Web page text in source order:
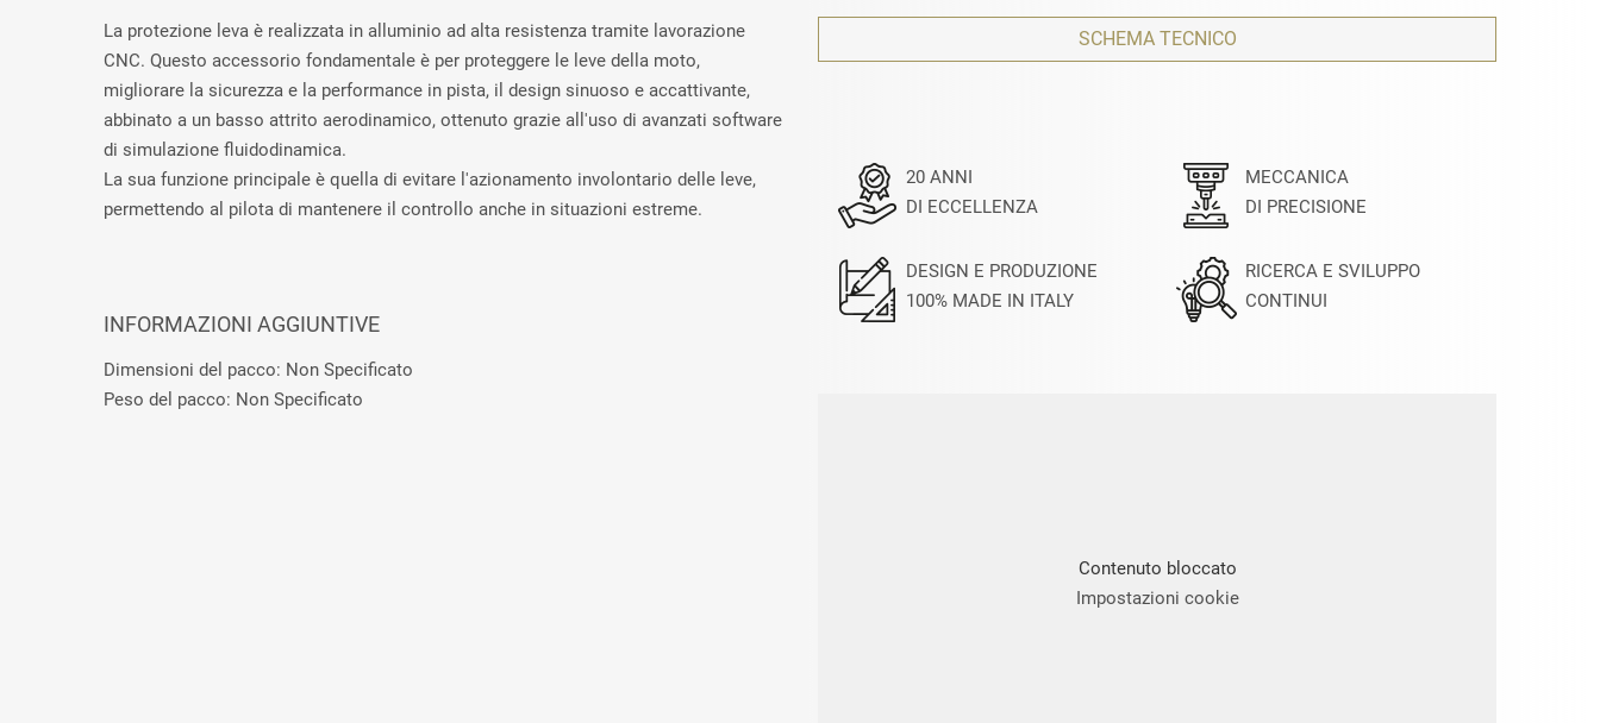
La protezione leva è realizzata in alluminio ad alta resistenza tramite lavorazione
CNC. Questo accessorio fondamentale è per proteggere le leve della moto,
migliorare la sicurezza e la performance in pista, il design sinuoso e accattivante,
abbinato a un basso attrito aerodinamico, ottenuto grazie all'uso di avanzati software
di simulazione fluidodinamica.
La sua funzione principale è quella di evitare l'azionamento involontario delle leve,
permettendo al pilota di mantenere il controllo anche in situazioni estreme.
INFORMAZIONI AGGIUNTIVE
Dimensioni del pacco: Non Specificato
Peso del pacco: Non Specificato
SCHEMA TECNICO
20 ANNI
DI ECCELLENZA
MECCANICA
DI PRECISIONE
DESIGN E PRODUZIONE
100% MADE IN ITALY
RICERCA E SVILUPPO
CONTINUI
Contenuto bloccato
Impostazioni cookie